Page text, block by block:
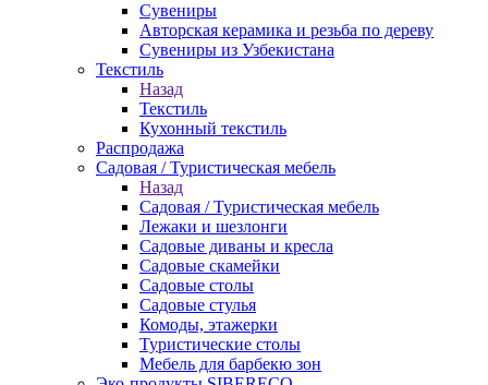
Сувениры
Авторская керамика и резьба по дереву
Сувениры из Узбекистана
Текстиль
Назад
Текстиль
Кухонный текстиль
Распродажа
Садовая / Туристическая мебель
Назад
Садовая / Туристическая мебель
Лежаки и шезлонги
Садовые диваны и кресла
Садовые скамейки
Садовые столы
Садовые стулья
Комоды, этажерки
Туристические столы
Мебель для барбекю зон